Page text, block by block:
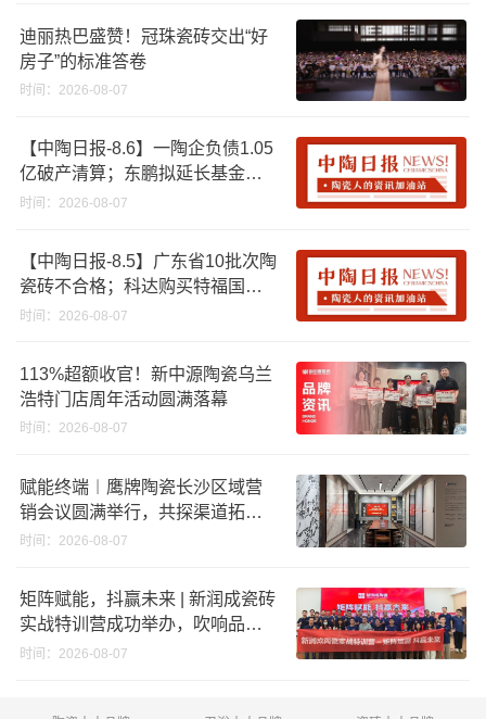
迪丽热巴盛赞！冠珠瓷砖交出“好
房子”的标准答卷
时间：2026-08-07
【中陶日报-8.6】一陶企负债1.05
亿破产清算；东鹏拟延长基金投
资期限；工信部开展建陶行业能
时间：2026-08-07
【中陶日报-8.5】广东省10批次陶
瓷砖不合格；科达购买特福国际
股份申请未通过；蒙娜丽莎5千万
破18亿元
时间：2026-08-07
113%超额收官！新中源陶瓷乌兰
浩特门店周年活动圆满落幕
时间：2026-08-07
赋能终端︱鹰牌陶瓷长沙区域营
销会议圆满举行，共探渠道拓展
与门店升级新路径
时间：2026-08-07
矩阵赋能，抖赢未来 | 新润成瓷砖
实战特训营成功举办，吹响品牌
秋季营销冲锋号！
时间：2026-08-07